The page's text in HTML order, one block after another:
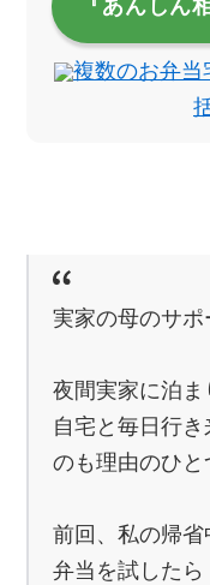
『あんしん
複数のお弁当
実家の母のサポ
夜間実家に泊ま
自宅と毎日行
のも理由のひと
前回、私の帰
弁当を試したら